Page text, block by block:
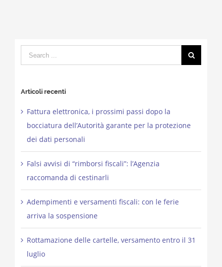
Search
for:
Articoli recenti
Fattura elettronica, i prossimi passi dopo la
bocciatura dell’Autorità garante per la protezione
dei dati personali
Falsi avvisi di “rimborsi fiscali”: l’Agenzia
raccomanda di cestinarli
Adempimenti e versamenti fiscali: con le ferie
arriva la sospensione
Rottamazione delle cartelle, versamento entro il 31
luglio